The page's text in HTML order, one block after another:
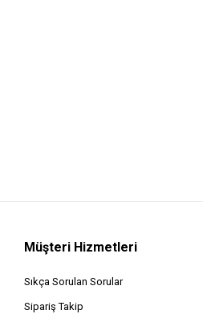
Müşteri Hizmetleri
Sıkça Sorulan Sorular
Sipariş Takip